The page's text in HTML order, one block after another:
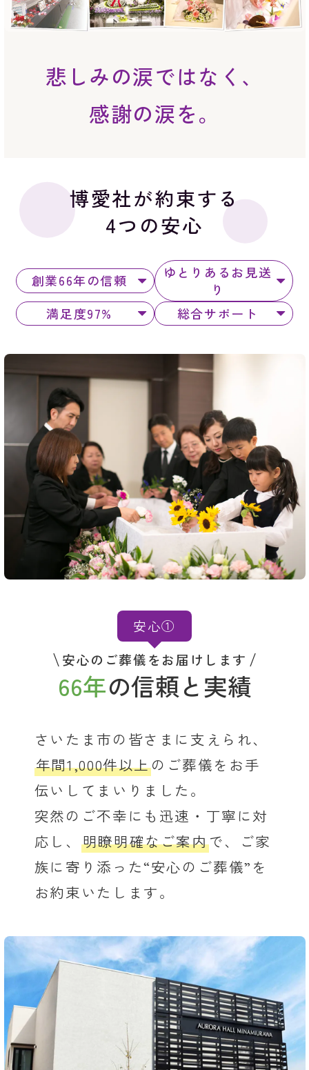
悲しみの涙ではなく、
感謝の涙を。
博愛社が約束する
4つの安心
創業66年の信頼
ゆとりあるお見送
り
満足度97%
総合サポート
安心①
安心のご葬儀をお届けします
66年の信頼と実績
さいたま市の皆さまに支えられ、
年間1,000件以上のご葬儀をお手
伝いしてまいりました。
突然のご不幸にも迅速・丁寧に対
応し、 明瞭明確なご案内で、ご家
族に寄り添った“安心のご葬儀”を
お約束いたします。